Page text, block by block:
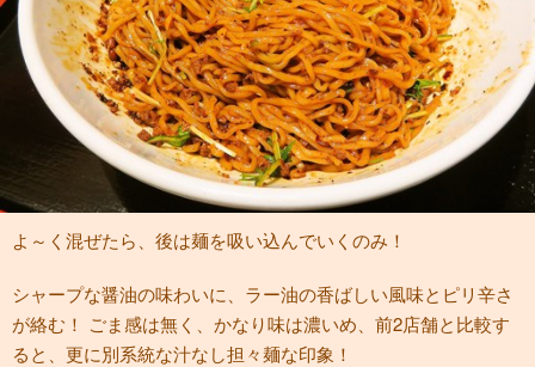
よ～く混ぜたら、後は麺を吸い込んでいくのみ！
シャープな醤油の味わいに、ラー油の香ばしい風味とピリ辛さ
が絡む！ ごま感は無く、かなり味は濃いめ、前2店舗と比較す
ると、更に別系統な汁なし担々麺な印象！